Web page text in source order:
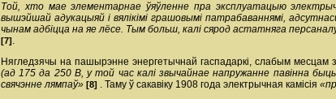
Той, хто мае элементарнае ўяўленне пра эксплуатацыю
вышэйшай адукацыяй і вялікімі грашовымі патрабаваннямі,
чынам адбіцца на яе лёсе. Тым больш, калі сярод астатняга
[7].
Нягледзячы на пашырэнне энергетычнай гаспадаркі, слабым месцам
(ад 175 да 250 В, у той час калі звычайнае напружанне павінна
свячэнне лямпаў» [8] . Таму ў сакавіку 1908 года электрычная камісія